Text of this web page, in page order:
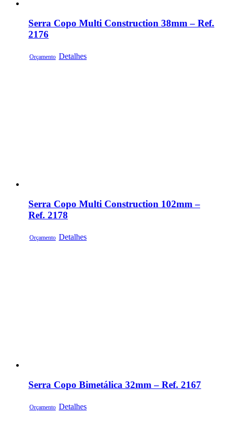
Serra Copo Multi Construction 38mm – Ref.
2176
Orçamento Detalhes
Serra Copo Multi Construction 102mm –
Ref. 2178
Orçamento Detalhes
Serra Copo Bimetálica 32mm – Ref. 2167
Orçamento Detalhes